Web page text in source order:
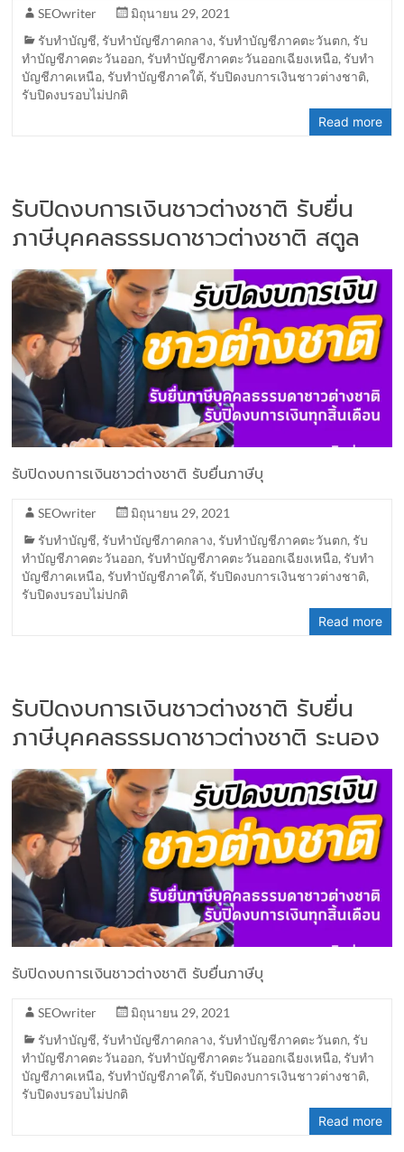
SEOwriter
มิถุนายน 29, 2021
รับทำบัญชี, รับทำบัญชีภาคกลาง, รับทำบัญชีภาคตะวันตก, รับ
ทำบัญชีภาคตะวันออก, รับทำบัญชีภาคตะวันออกเฉียงเหนือ, รับทำ
บัญชีภาคเหนือ, รับทำบัญชีภาคใต้, รับปิดงบการเงินชาวต่างชาติ,
รับปิดงบรอบไม่ปกติ
Read more
รับปิดงบการเงินชาวต่างชาติ รับยื่น
ภาษีบุคคลธรรมดาชาวต่างชาติ สตูล
รับปิดงบการเงินชาวต่างชาติ รับยื่นภาษีบุ
SEOwriter
มิถุนายน 29, 2021
รับทำบัญชี, รับทำบัญชีภาคกลาง, รับทำบัญชีภาคตะวันตก, รับ
ทำบัญชีภาคตะวันออก, รับทำบัญชีภาคตะวันออกเฉียงเหนือ, รับทำ
บัญชีภาคเหนือ, รับทำบัญชีภาคใต้, รับปิดงบการเงินชาวต่างชาติ,
รับปิดงบรอบไม่ปกติ
Read more
รับปิดงบการเงินชาวต่างชาติ รับยื่น
ภาษีบุคคลธรรมดาชาวต่างชาติ ระนอง
รับปิดงบการเงินชาวต่างชาติ รับยื่นภาษีบุ
SEOwriter
มิถุนายน 29, 2021
รับทำบัญชี, รับทำบัญชีภาคกลาง, รับทำบัญชีภาคตะวันตก, รับ
ทำบัญชีภาคตะวันออก, รับทำบัญชีภาคตะวันออกเฉียงเหนือ, รับทำ
บัญชีภาคเหนือ, รับทำบัญชีภาคใต้, รับปิดงบการเงินชาวต่างชาติ,
รับปิดงบรอบไม่ปกติ
Read more